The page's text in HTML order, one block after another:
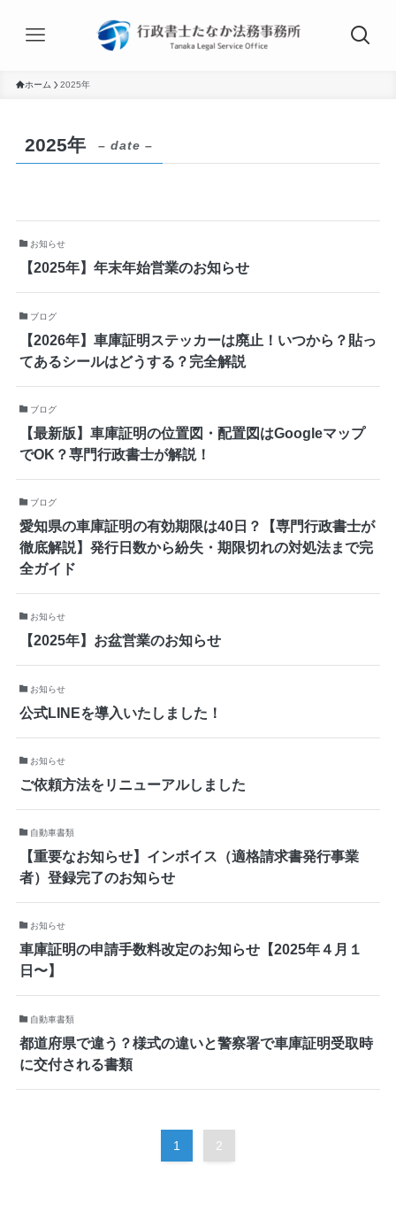
ホーム 2025年
2025年 – date –
お知らせ
【2025年】年末年始営業のお知らせ
ブログ
【2026年】車庫証明ステッカーは廃止！いつから？貼っ
てあるシールはどうする？完全解説
ブログ
【最新版】車庫証明の位置図・配置図はGoogleマップ
でOK？専門行政書士が解説！
ブログ
愛知県の車庫証明の有効期限は40日？【専門行政書士が
徹底解説】発行日数から紛失・期限切れの対処法まで完
全ガイド
お知らせ
【2025年】お盆営業のお知らせ
お知らせ
公式LINEを導入いたしました！
お知らせ
ご依頼方法をリニューアルしました
自動車書類
【重要なお知らせ】インボイス（適格請求書発行事業
者）登録完了のお知らせ
お知らせ
車庫証明の申請手数料改定のお知らせ【2025年４月１
日〜】
自動車書類
都道府県で違う？様式の違いと警察署で車庫証明受取時
に交付される書類
1 2